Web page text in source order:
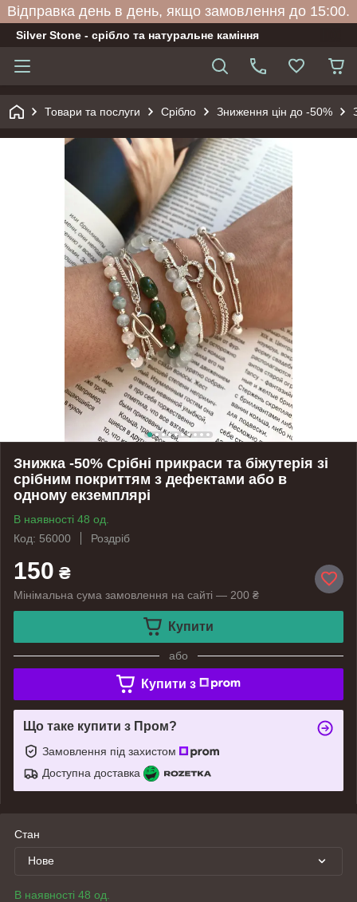
Відправка день в день, якщо замовлення до 15:00.
Silver Stone - срібло та натуральне каміння
Товари та послуги Срібло Зниження цін до -50%
Знижка -50% Срібні прикраси та біжутерія зі
срібним покриттям з дефектами або в
одному екземплярі
В наявності 48 од.
Код: 56000
Роздріб
150 ₴
Мінімальна сума замовлення на сайті — 200 ₴
Купити
або
Купити з
Що таке купити з Пром?
Замовлення під захистом
Доступна доставка
Стан
Нове
В наявності 48 од.